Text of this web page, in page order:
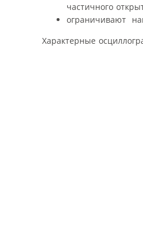
частичного
ограничивают
Характерные